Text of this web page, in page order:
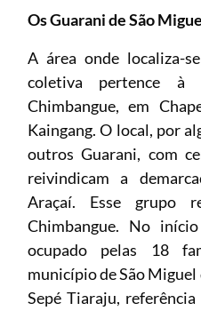
Os Guarani de São
A área onde localiza-
coletiva pertence à
Chimbangue, em
Kaingang. O local, por
outros Guarani, com
reivindicam a
Araçaí. Esse grupo
Chimbangue. No
ocupado pelas 18
município de São
Sepé Tiaraju,